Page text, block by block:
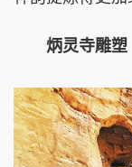
炳灵寺雕塑